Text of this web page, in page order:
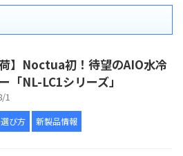
荷】Noctua初！待望のAIO水冷
「NL-LC1シリーズ」
1
び方 新製品情報